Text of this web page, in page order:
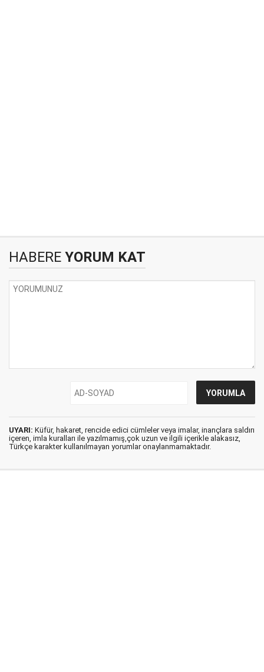
HABERE YORUM KAT
UYARI: Küfür, hakaret, rencide edici cümleler veya imalar, inançlara saldırı
içeren, imla kuralları ile yazılmamış,çok uzun ve ilgili içerikle alakasız,
Türkçe karakter kullanılmayan yorumlar onaylanmamaktadır.